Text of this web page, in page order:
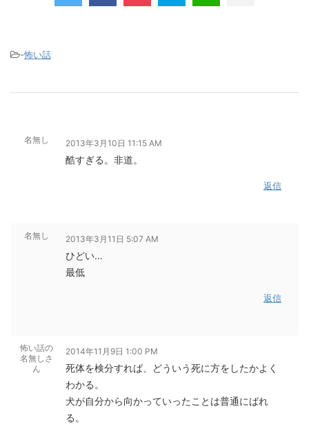
-怖い話
名無し 2013年3月10日 11:15 AM
酷すぎる。非道。
返信
名無し 2013年3月11日 5:07 AM
ひどい…
最低
返信
怖い話の
名無しさ
ん
2014年11月9日 1:00 PM
死体を検分すれば、どういう死に方をしたかよく
わかる。
犬が自分から向かっていったことは普通にばれ
る。